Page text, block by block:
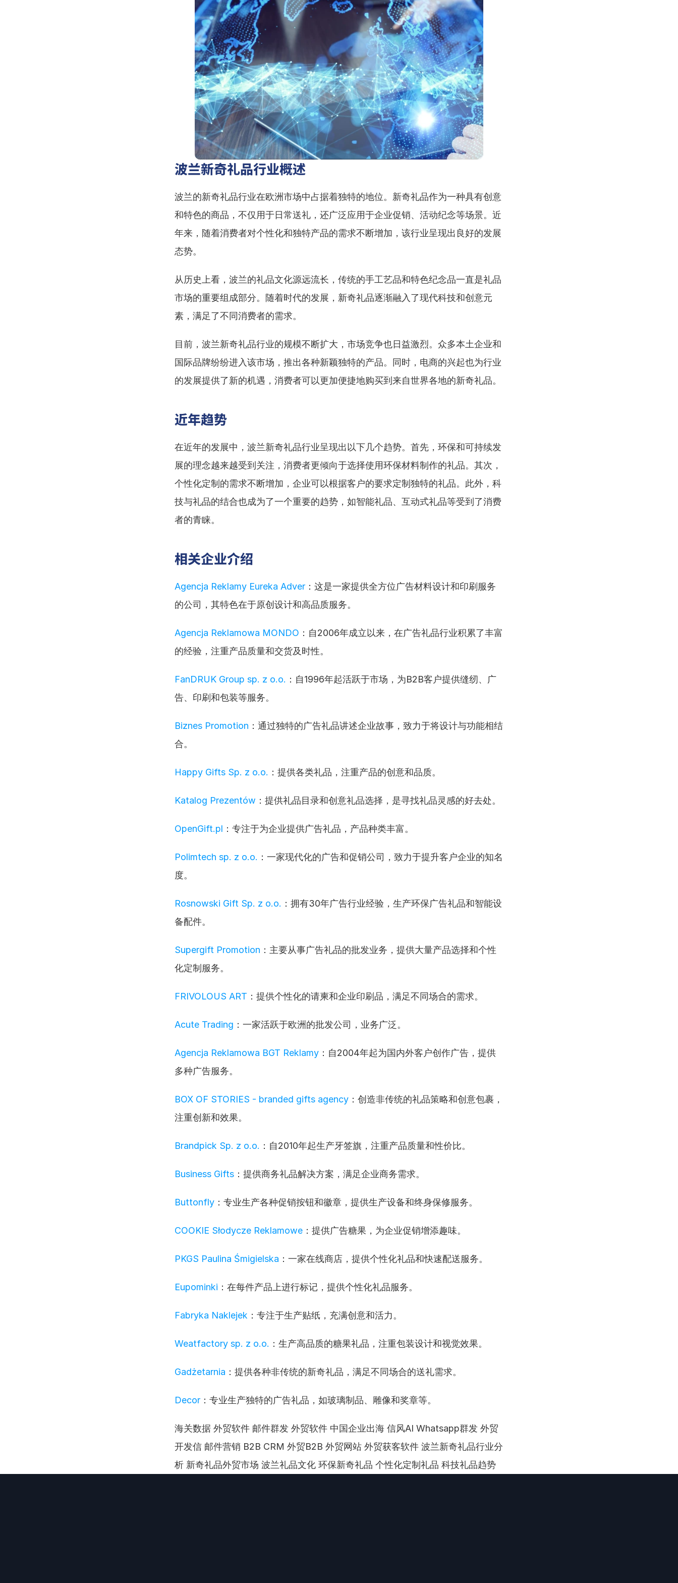
波兰新奇礼品行业概述
波兰的新奇礼品行业在欧洲市场中占据着独特的地位。新奇礼品作为一种具有创意
和特色的商品，不仅用于日常送礼，还广泛应用于企业促销、活动纪念等场景。近
年来，随着消费者对个性化和独特产品的需求不断增加，该行业呈现出良好的发展
态势。
从历史上看，波兰的礼品文化源远流长，传统的手工艺品和特色纪念品一直是礼品
市场的重要组成部分。随着时代的发展，新奇礼品逐渐融入了现代科技和创意元
素，满足了不同消费者的需求。
目前，波兰新奇礼品行业的规模不断扩大，市场竞争也日益激烈。众多本土企业和
国际品牌纷纷进入该市场，推出各种新颖独特的产品。同时，电商的兴起也为行业
的发展提供了新的机遇，消费者可以更加便捷地购买到来自世界各地的新奇礼品。
近年趋势
在近年的发展中，波兰新奇礼品行业呈现出以下几个趋势。首先，环保和可持续发
展的理念越来越受到关注，消费者更倾向于选择使用环保材料制作的礼品。其次，
个性化定制的需求不断增加，企业可以根据客户的要求定制独特的礼品。此外，科
技与礼品的结合也成为了一个重要的趋势，如智能礼品、互动式礼品等受到了消费
者的青睐。
相关企业介绍
Agencja Reklamy Eureka Adver ：这是一家提供全方位广告材料设计和印刷服务
的公司，其特色在于原创设计和高品质服务。
Agencja Reklamowa MONDO ：自2006年成立以来，在广告礼品行业积累了丰富
的经验，注重产品质量和交货及时性。
FanDRUK Group sp. z o.o. ：自1996年起活跃于市场，为B2B客户提供缝纫、广
告、印刷和包装等服务。
Biznes Promotion ：通过独特的广告礼品讲述企业故事，致力于将设计与功能相结
合。
Happy Gifts Sp. z o.o. ：提供各类礼品，注重产品的创意和品质。
Katalog Prezentów ：提供礼品目录和创意礼品选择，是寻找礼品灵感的好去处。
OpenGift.pl ：专注于为企业提供广告礼品，产品种类丰富。
Polimtech sp. z o.o. ：一家现代化的广告和促销公司，致力于提升客户企业的知名
度。
Rosnowski Gift Sp. z o.o. ：拥有30年广告行业经验，生产环保广告礼品和智能设
备配件。
Supergift Promotion ：主要从事广告礼品的批发业务，提供大量产品选择和个性
化定制服务。
FRIVOLOUS ART ：提供个性化的请柬和企业印刷品，满足不同场合的需求。
Acute Trading ：一家活跃于欧洲的批发公司，业务广泛。
Agencja Reklamowa BGT Reklamy ：自2004年起为国内外客户创作广告，提供
多种广告服务。
BOX OF STORIES - branded gifts agency ：创造非传统的礼品策略和创意包裹，
注重创新和效果。
Brandpick Sp. z o.o. ：自2010年起生产牙签旗，注重产品质量和性价比。
Business Gifts ：提供商务礼品解决方案，满足企业商务需求。
Buttonfly ：专业生产各种促销按钮和徽章，提供生产设备和终身保修服务。
COOKIE Słodycze Reklamowe ：提供广告糖果，为企业促销增添趣味。
PKGS Paulina Śmigielska ：一家在线商店，提供个性化礼品和快速配送服务。
Eupominki ：在每件产品上进行标记，提供个性化礼品服务。
Fabryka Naklejek ：专注于生产贴纸，充满创意和活力。
Weatfactory sp. z o.o. ：生产高品质的糖果礼品，注重包装设计和视觉效果。
Gadżetarnia ：提供各种非传统的新奇礼品，满足不同场合的送礼需求。
Decor ：专业生产独特的广告礼品，如玻璃制品、雕像和奖章等。
海关数据 外贸软件 邮件群发 外贸软件 中国企业出海 信风AI Whatsapp群发 外贸
开发信 邮件营销 B2B CRM 外贸B2B 外贸网站 外贸获客软件 波兰新奇礼品行业分
析 新奇礼品外贸市场 波兰礼品文化 环保新奇礼品 个性化定制礼品 科技礼品趋势